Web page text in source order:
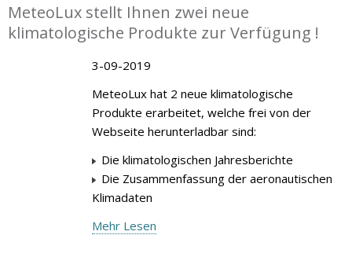
MeteoLux stellt Ihnen zwei neue
klimatologische Produkte zur Verfügung !
3-09-2019
MeteoLux hat 2 neue klimatologische
Produkte erarbeitet, welche frei von der
Webseite herunterladbar sind:
Die klimatologischen Jahresberichte
Die Zusammenfassung der aeronautischen
Klimadaten
Mehr Lesen